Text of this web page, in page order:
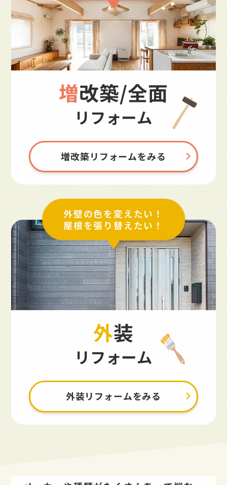
増改築/全面
リフォーム
増改築リフォームをみる
外壁の色を変えたい！
屋根を張り替えたい！
外装
リフォーム
外装リフォームをみる